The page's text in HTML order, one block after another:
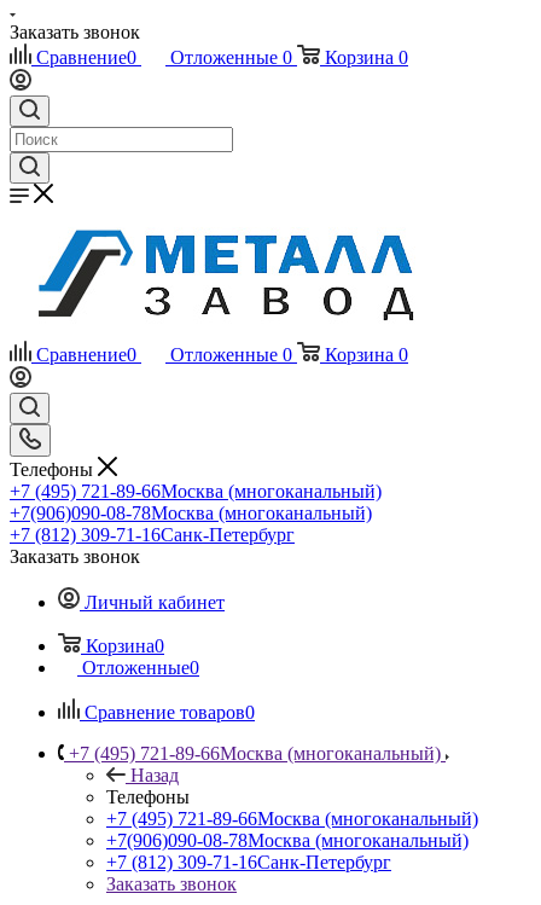
Заказать звонок
Сравнение0 Отложенные 0 Корзина 0
Сравнение0 Отложенные 0 Корзина 0
Телефоны
+7 (495) 721-89-66Москва (многоканальный)
+7(906)090-08-78Москва (многоканальный)
+7 (812) 309-71-16Санк-Петербург
Заказать звонок
Личный кабинет
Корзина0
Отложенные0
Сравнение товаров0
+7 (495) 721-89-66Москва (многоканальный)
Назад
Телефоны
+7 (495) 721-89-66Москва (многоканальный)
+7(906)090-08-78Москва (многоканальный)
+7 (812) 309-71-16Санк-Петербург
Заказать звонок